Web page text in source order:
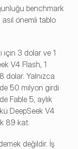
benchmark
önemli tablo
için 3 dolar ve 1
V4 Flash, 1
dolar. Yalnızca
50 milyon girdi
Fable 5, aylık
DeepSeek V4
89 kat.
değildir. İş